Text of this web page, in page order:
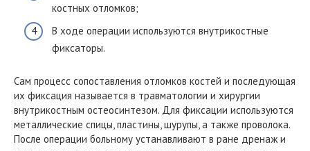
костных отломков;
В ходе операции используются внутрикостные
фиксаторы.
Сам процесс сопоставления отломков костей и последующая
их фиксация называется в травматологии и хирургии
внутрикостным остеосинтезом. Для фиксации используются
металлические спицы, пластины, шурупы, а также проволока.
После операции больному устанавливают в ране дренаж и